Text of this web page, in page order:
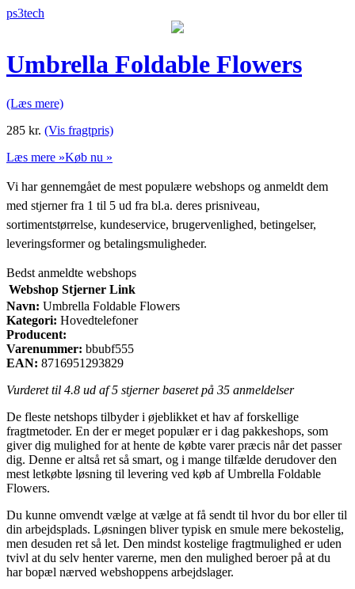
ps3tech
Umbrella Foldable Flowers
(Læs mere)
285 kr. (Vis fragtpris)
Læs mere »Køb nu »
Vi har gennemgået de mest populære webshops og anmeldt dem
med stjerner fra 1 til 5 ud fra bl.a. deres prisniveau,
sortimentstørrelse, kundeservice, brugervenlighed, betingelser,
leveringsformer og betalingsmuligheder.
Bedst anmeldte webshops
Webshop Stjerner Link
Navn: Umbrella Foldable Flowers
Kategori: Hovedtelefoner
Producent:
Varenummer: bbubf555
EAN: 8716951293829
Vurderet til 4.8 ud af 5 stjerner baseret på 35 anmeldelser
De fleste netshops tilbyder i øjeblikket et hav af forskellige
fragtmetoder. En der er meget populær er i dag pakkeshops, som
giver dig mulighed for at hente de købte varer præcis når det passer
dig. Denne er altså ret så smart, og i mange tilfælde derudover den
mest letkøbte løsning til levering ved køb af Umbrella Foldable
Flowers.
Du kunne omvendt vælge at vælge at få sendt til hvor du bor eller til
din arbejdsplads. Løsningen bliver typisk en smule mere bekostelig,
men desuden ret så let. Den mindst kostelige fragtmulighed er uden
tvivl at du selv henter varerne, men den mulighed beroer på at du
har bopæl nærved webshoppens arbejdslager.